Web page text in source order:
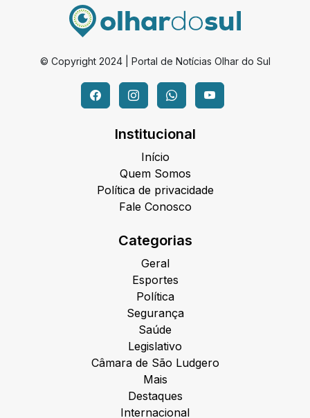
© Copyright 2024 | Portal de Notícias Olhar do Sul
Institucional
Início
Quem Somos
Política de privacidade
Fale Conosco
Categorias
Geral
Esportes
Política
Segurança
Saúde
Legislativo
Câmara de São Ludgero
Mais
Destaques
Internacional